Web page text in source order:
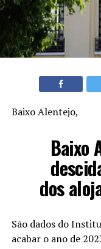
Baixo Alentejo,
Baixo
dos
São dados do
acabar o ano de